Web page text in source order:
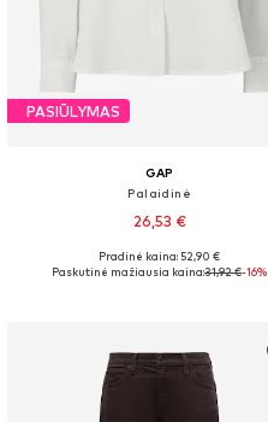
PASIŪLYMAS
GAP
Palaidinė
26,53 €
Galimi dydžiai: XS, S, M, L, XL
Pradinė kaina: 52,90 €
Paskutinė mažiausia kaina:31,92 €-16%